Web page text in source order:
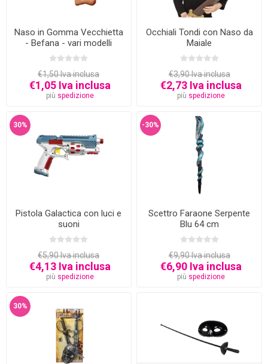
Naso in Gomma Vecchietta
- Befana - vari modelli
€1,50 Iva inclusa
€1,05 Iva inclusa
più spedizione
Occhiali Tondi con Naso da
Maiale
€3,90 Iva inclusa
€2,73 Iva inclusa
più spedizione
30%
Pistola Galactica con luci e
suoni
€5,90 Iva inclusa
€4,13 Iva inclusa
più spedizione
-30%
Scettro Faraone Serpente
Blu 64 cm
€9,90 Iva inclusa
€6,90 Iva inclusa
più spedizione
30%